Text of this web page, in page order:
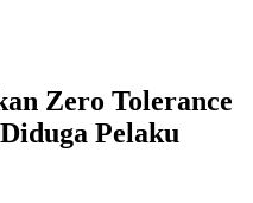
Zero Tolerance
Pelaku